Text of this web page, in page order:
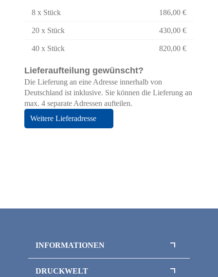
8 x Stück 186,00 €
20 x Stück 430,00 €
40 x Stück 820,00 €
Lieferaufteilung gewünscht?
Die Lieferung an eine Adresse innerhalb von
Deutschland ist inklusive. Sie können die Lieferung an
max. 4 separate Adressen aufteilen.
Weitere Lieferadresse
INFORMATIONEN
Datenschutz
DRUCKWELT